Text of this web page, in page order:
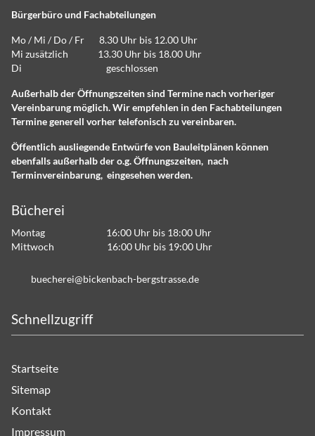
Bürgerbüro und Fachabteilungen
Mo / Mi / Do / Fr 8.30 Uhr bis 12.00 Uhr
Mi zusätzlich 13.30 Uhr bis 18.00 Uhr
Di geschlossen
Außerhalb der Öffnungszeiten sind Termine nach vorheriger
Vereinbarung möglich. Wir empfehlen in den Fachabteilungen
Termine generell vorher telefonisch zu vereinbaren.
Öffentlich ausliegende Entwürfe von Bauleitplänen können
ebenfalls außerhalb der o.g. Öffnungszeiten, nach
Terminvereinbarung, eingesehen werden.
Bücherei
Montag 16:00 Uhr bis 18:00 Uhr
Mittwoch 16:00 Uhr bis 19:00 Uhr
b ch r b ck nb ch-b rgstr ss d
Schnellzugriff
Startseite
Sitemap
Kontakt
Impressum